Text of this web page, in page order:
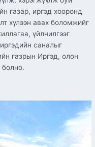
газар, иргэд хооронд
хүлээн авах боломжийг
үйлчилгээг
саналыг
газрын Иргэд, олон
болно.